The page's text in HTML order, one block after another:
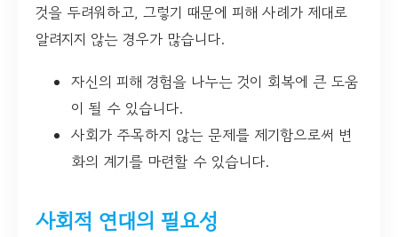
것을 두려워하고, 그렇기 때문에 피해 사례가 제대로
알려지지 않는 경우가 많습니다.
자신의 피해 경험을 나누는 것이 회복에 큰 도움
이 될 수 있습니다.
사회가 주목하지 않는 문제를 제기함으로써 변
화의 계기를 마련할 수 있습니다.
사회적 연대의 필요성